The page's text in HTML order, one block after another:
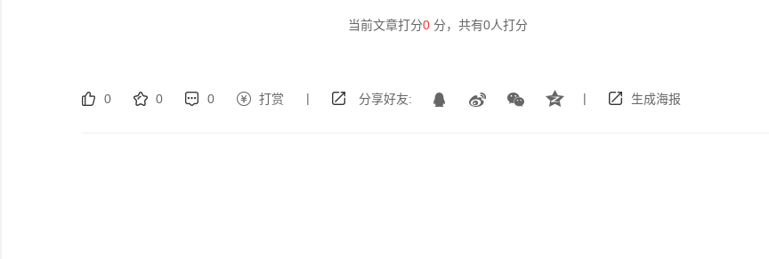
当前文章打分0 分，共有0人打分
0 0 0 打赏 | 分享好友: | 生成海报